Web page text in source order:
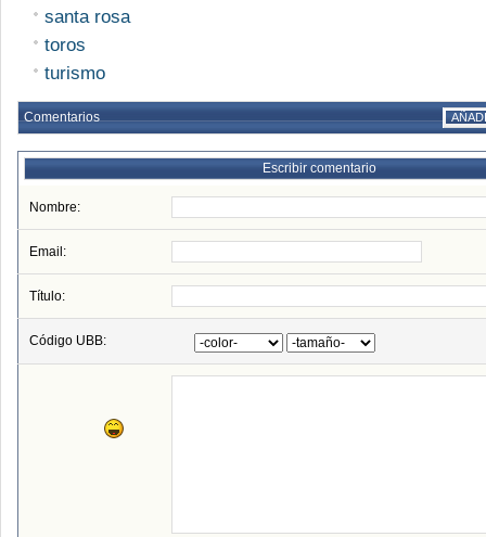
santa rosa
toros
turismo
Comentarios
Escribir comentario
Nombre:
Email:
Título:
Código UBB: